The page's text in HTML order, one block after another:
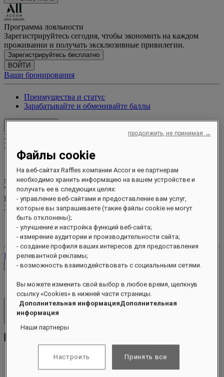
Программа лояльности
Зарегистрируйтесь сегодня, чтобы экономить на каждом
проживании и получать эксклюзивные привилегии.
Зарегистрируйтесь бесплатно
ВОЙТИ
Ваши бронирования
Преимущества и статус
Зарабатывайте и обменивайте баллы
Xxxx Xxxxxxxxx
XXXXXX X XXXXXXXX X
xxxxxxxx
Valid untilxx/xx/xxxx
Бонусные баллы
XXXpts
Ваш аккаунт лояльности
Ваши бронирования
Выйти
Проверить тарифы
Отели и курорты
Открыть меню
Файлы cookie
На веб-сайтах Raffles компании Accor и ее партнерам
необходимо хранить информацию на вашем устройстве и
получать ее в следующих целях:
- управление веб-сайтами и предоставление вам услуг,
которые вы запрашиваете (такие файлы cookie не могут
быть отклонены);
- улучшение и настройка функций веб-сайта;
- измерение аудитории и производительности сайта;
- создание профиля ваших интересов для предоставления
релевантной рекламы;
- возможность взаимодействовать с социальными сетями.
Вы можете изменить свой выбор в любое время, щелкнув
ссылку «Cookies» в нижней части страницы.
Дополнительная информацияДополнительная
информация
Наши партнеры
Настроить Принять все
продолжить, не принимая →